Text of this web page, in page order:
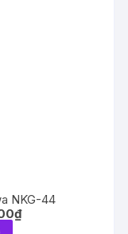
NKG-44
₫